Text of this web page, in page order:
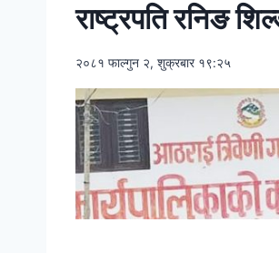
राष्ट्रपति रनिङ
२०८१ फाल्गुन २, शुक्रबार १९:२५